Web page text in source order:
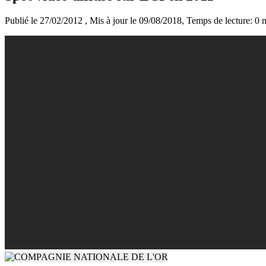
Publié le 27/02/2012 , Mis à jour le 09/08/2018, Temps de lecture: 0